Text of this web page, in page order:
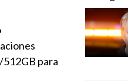
para